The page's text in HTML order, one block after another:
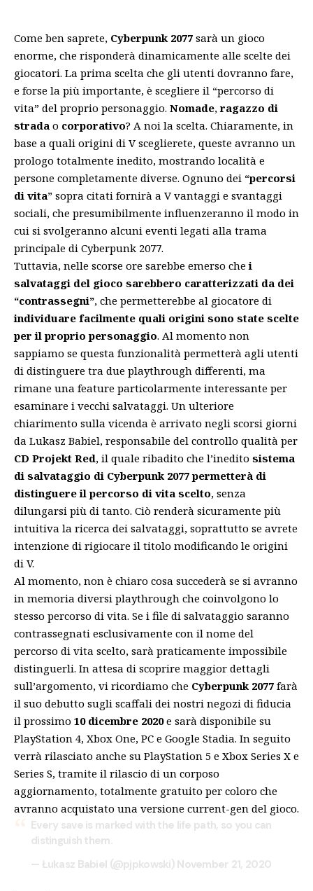
Come ben saprete, Cyberpunk 2077 sarà un gioco
enorme, che risponderà dinamicamente alle scelte dei
giocatori. La prima scelta che gli utenti dovranno fare,
e forse la più importante, è scegliere il “percorso di
vita” del proprio personaggio. Nomade,ragazzo di
strada o corporativo? A noi la scelta. Chiaramente, in
base a quali origini di V sceglierete, queste avranno un
prologo totalmente inedito, mostrando località e
persone completamente diverse. Ognuno dei “percorsi
di vita” sopra citati fornirà a V vantaggi e svantaggi
sociali, che presumibilmente influenzeranno il modo in
cui si svolgeranno alcuni eventi legati alla trama
principale di Cyberpunk 2077.
Tuttavia, nelle scorse ore sarebbe emerso chei
salvataggi del gioco sarebbero caratterizzati da dei
“contrassegni”, che permetterebbe al giocatore di
individuare facilmente quali origini sono state scelte
per il proprio personaggio. Al momento non
sappiamo se questa funzionalità permetterà agli utenti
di distinguere tra due playthrough differenti, ma
rimane una feature particolarmente interessante per
esaminare i vecchi salvataggi. Un ulteriore
chiarimento sulla vicenda è arrivato negli scorsi giorni
da Lukasz Babiel, responsabile del controllo qualità per
CD Projekt Red, il quale ribadito che l’inedito sistema
di salvataggio di Cyberpunk 2077 permetterà di
distinguere il percorso di vita scelto, senza
dilungarsi più di tanto. Ciò renderà sicuramente più
intuitiva la ricerca dei salvataggi, soprattutto se avrete
intenzione di rigiocare il titolo modificando le origini
di V.
Al momento, non è chiaro cosa succederà se si avranno
in memoria diversi playthrough che coinvolgono lo
stesso percorso di vita. Se i file di salvataggio saranno
contrassegnati esclusivamente con il nome del
percorso di vita scelto, sarà praticamente impossibile
distinguerli. In attesa di scoprire maggior dettagli
sull’argomento, vi ricordiamo che Cyberpunk 2077 farà
il suo debutto sugli scaffali dei nostri negozi di fiducia
il prossimo 10 dicembre 2020e sarà disponibile su
PlayStation 4, Xbox One, PC e Google Stadia. In seguito
verrà rilasciato anche su PlayStation 5 e Xbox Series X e
Series S, tramite il rilascio di un corposo
aggiornamento, totalmente gratuito per coloro che
avranno acquistato una versione current-gen del gioco.
Every save is marked with the life path, so you can
distinguish them.
— Łukasz Babiel (@pjpkowski) November 21, 2020